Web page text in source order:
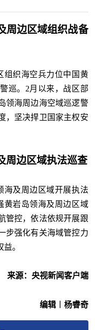
周边区域组织战备
组织海空兵力位中国黄
巡。2月以来，战区部
领海周边海空域巡逻警
，坚决捍卫国家主权安
周边区域执法巡查
海及周边区域开展执法
黄岩岛领海及周边区域
管控，依法依规开展跟
步强化有关海域管控力
。
来源：央视新闻客户端
编辑︱杨睿奇